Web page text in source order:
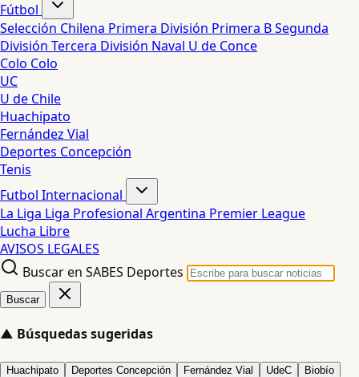
Fútbol
Selección Chilena Primera División Primera BSegunda
División Tercera División Naval U de Conce
Colo Colo
UC
U de Chile
Huachipato
Fernández Vial
Deportes Concepción
Tenis
Futbol Internacional
La Liga Liga Profesional Argentina Premier League
Lucha Libre
AVISOS LEGALES
Buscar en SABES Deportes
Buscar
▲ Búsquedas sugeridas
Huachipato Deportes Concepción Fernández Vial UdeC Biobío